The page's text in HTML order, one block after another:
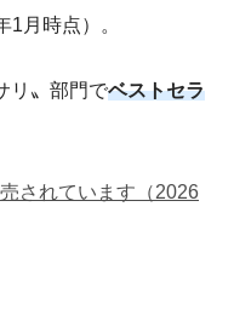
1月時点）。
リ〟部門でベストセラ
されています（2026